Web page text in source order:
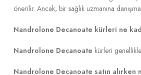
önerilir. Ancak, bir sağlık uzmanına
Nandrolone Decanoate kürleri ne
Nandrolone Decanoate kürleri
Nandrolone Decanoate satın